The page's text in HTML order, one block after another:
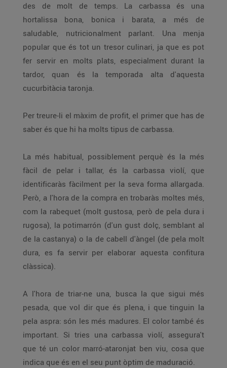
des de molt de temps. La carbassa és una
hortalissa bona, bonica i barata, a més de
saludable, nutricionalment parlant. Una menja
popular que és tot un tresor culinari, ja que es pot
fer servir en molts plats, especialment durant la
tardor, quan és la temporada alta d'aquesta
cucurbitàcia taronja.
Per treure-li el màxim de profit, el primer que has de
saber és que hi ha molts tipus de carbassa.
La més habitual, possiblement perquè és la més
fàcil de pelar i tallar, és la carbassa violí, que
identificaràs fàcilment per la seva forma allargada.
Però, a l'hora de la compra en trobaràs moltes més,
com la rabequet (molt gustosa, però de pela dura i
rugosa), la potimarrón (d'un gust dolç, semblant al
de la castanya) o la de cabell d'àngel (de pela molt
dura, es fa servir per elaborar aquesta confitura
clàssica).
A l'hora de triar-ne una, busca la que sigui més
pesada, que vol dir que és plena, i que tinguin la
pela aspra: són les més madures. El color també és
important. Si tries una carbassa violí, assegura't
que té un color marró-ataronjat ben viu, cosa que
indica que és en el seu punt òptim de maduració.